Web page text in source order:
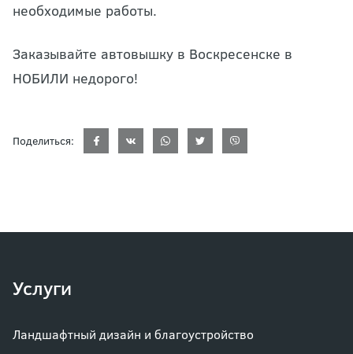
необходимые работы.
Заказывайте автовышку в Воскресенске в
НОБИЛИ недорого!
Поделиться:
Услуги
Ландшафтный дизайн и благоустройство